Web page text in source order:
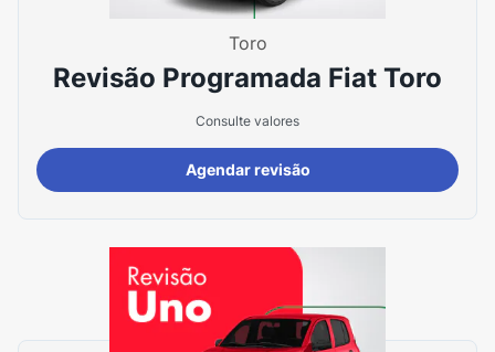
Toro
Revisão Programada Fiat Toro
Consulte valores
Agendar revisão